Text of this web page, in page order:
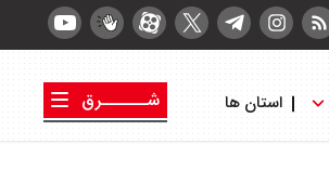
استان ها
شــــــرق